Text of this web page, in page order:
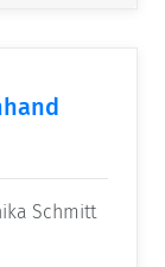
Schmitt